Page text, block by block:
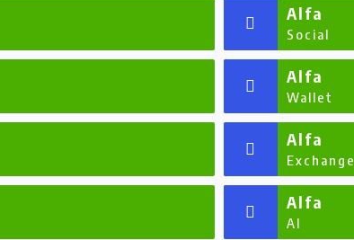
Alfa
Social
Alfa
Wallet
Alfa
Exchange
Alfa
AI